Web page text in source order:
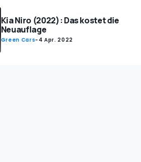
Kia Niro (2022): Das kostet die
Neuauflage
Green Cars- 4 Apr. 2022